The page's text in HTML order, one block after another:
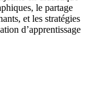
le partage
et les stratégies
d’apprentissage